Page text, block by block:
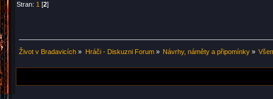
Stran: 1 [2]
Život v Bradavicích » Hráči - Diskuzni Forum» Návrhy, náměty a připomínky»